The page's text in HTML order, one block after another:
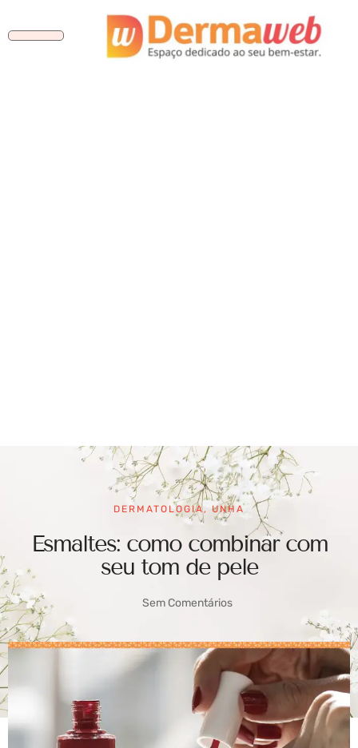
DERMATOLOGIA, UNHA
Esmaltes: como combinar com
seu tom de pele
Sem Comentários